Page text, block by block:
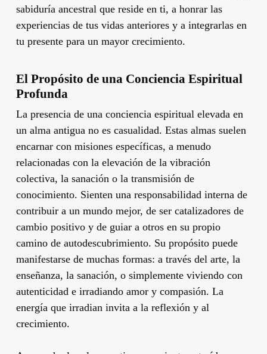
sabiduría ancestral que reside en ti, a honrar las
experiencias de tus vidas anteriores y a integrarlas en
tu presente para un mayor crecimiento.
El Propósito de una Conciencia Espiritual
Profunda
La presencia de una conciencia espiritual elevada en
un alma antigua no es casualidad. Estas almas suelen
encarnar con misiones específicas, a menudo
relacionadas con la elevación de la vibración
colectiva, la sanación o la transmisión de
conocimiento. Sienten una responsabilidad interna de
contribuir a un mundo mejor, de ser catalizadores de
cambio positivo y de guiar a otros en su propio
camino de autodescubrimiento. Su propósito puede
manifestarse de muchas formas: a través del arte, la
enseñanza, la sanación, o simplemente viviendo con
autenticidad e irradiando amor y compasión. La
energía que irradian invita a la reflexión y al
crecimiento.